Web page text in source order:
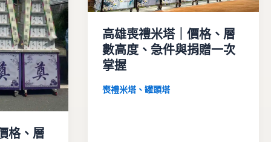
格、層
高雄喪禮米塔｜價格、層
數高度、急件與捐贈一次
掌握
喪禮米塔、罐頭塔